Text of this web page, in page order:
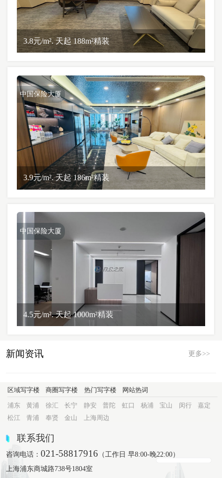
3.8元/m². 天起 188m²精装
中国保险大厦
3.9元/m². 天起 186m²精装
中国保险大厦
4.5元/m². 天起 1000m²精装
新闻资讯 更多>>
区域写字楼 商圈写字楼 热门写字楼 网站热词
浦东 黄浦 徐汇 长宁 静安 普陀 虹口 杨浦 宝山 闵行
嘉定
松江
青浦 奉贤 金山 上海周边
联系我们
咨询电话：021-58817916 （工作日 早8:00-晚22:00）
上海浦东商城路738号1804室